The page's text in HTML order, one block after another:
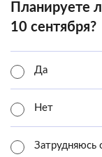
Планируете
10 сентября?
Да
Нет
Затрудняюсь